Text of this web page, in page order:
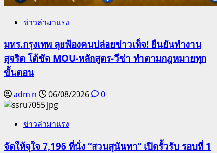
ข่าวล่ามาแรง
มทร.กรุงเทพ ลุยฟ้องคนปล่อยข่าวเท็จ! ยืนยันทำงาน
สุจริต โต้ชัด MOU-หลักสูตร-วีซ่า ทำตามกฎหมายทุก
ขั้นตอน
admin 06/08/2026 0
ข่าวล่ามาแรง
จัดให้จุใจ 7,196 ที่นั่ง “สวนสุนันทา” เปิดรั้วรับ รอบที่ 1